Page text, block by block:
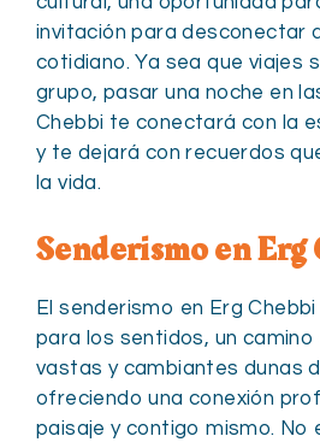
invitación para desconectar
cotidiano. Ya sea que viajes
grupo, pasar una noche en
Chebbi te conectará con la
y te dejará con recuerdos
la vida.
Senderismo en Erg
El senderismo en Erg
para los sentidos, un
vastas y cambiantes dunas
ofreciendo una conexión
paisaje y contigo mismo. No